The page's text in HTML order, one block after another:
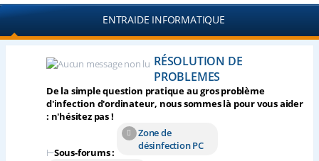
ENTRAIDE INFORMATIQUE
RÉSOLUTION DE
PROBLEMES
De la simple question pratique au gros problème
d'infection d'ordinateur, nous sommes là pour vous aider
: n'hésitez pas !
⊢Sous-forums :
Zone de
désinfection PC